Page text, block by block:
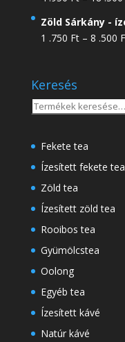
Zöld Sárkány -
1 .750 Ft – 8 .500
Keresés
Keresés
Fekete tea
Ízesített fekete tea
Zöld tea
Ízesített zöld tea
Rooibos tea
Gyümölcstea
Oolong
Egyéb tea
Ízesített kávé
Natúr kávé